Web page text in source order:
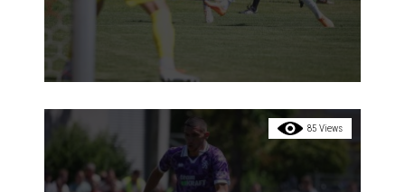
85 Views